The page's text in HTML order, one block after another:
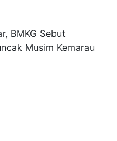
BMKG Sebut
Musim Kemarau